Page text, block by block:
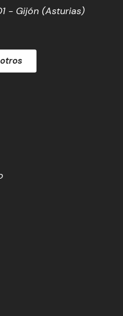
- Gijón (Asturias)